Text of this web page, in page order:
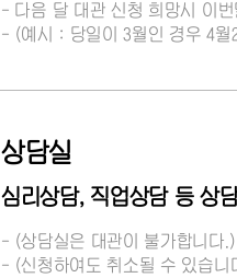
- 다음 달 대관 신청 희망시 이
- (예시 : 당일이 3월인 경우 4월
상담실
심리상담, 직업상담 등 상
- (상담실은 대관이 불가합니다.)
- (신청하여도 취소될 수 있습니